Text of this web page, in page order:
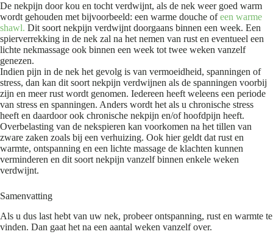
De nekpijn door kou en tocht verdwijnt, als de nek weer goed warm
wordt gehouden met bijvoorbeeld: een warme douche ofeen warme
shawl. Dit soort nekpijn verdwijnt doorgaans binnen een week. Een
spierverrekking in de nek zal na het nemen van rust en eventueel een
lichte nekmassage ook binnen een week tot twee weken vanzelf
genezen.
Indien pijn in de nek het gevolg is van vermoeidheid, spanningen of
stress, dan kan dit soort nekpijn verdwijnen als de spanningen voorbij
zijn en meer rust wordt genomen. Iedereen heeft weleens een periode
van stress en spanningen. Anders wordt het als u chronische stress
heeft en daardoor ook chronische nekpijn en/of hoofdpijn heeft.
Overbelasting van de nekspieren kan voorkomen na het tillen van
zware zaken zoals bij een verhuizing. Ook hier geldt dat rust en
warmte, ontspanning en een lichte massage de klachten kunnen
verminderen en dit soort nekpijn vanzelf binnen enkele weken
verdwijnt.
Samenvatting
Als u dus last hebt van uw nek, probeer ontspanning, rust en warmte te
vinden. Dan gaat het na een aantal weken vanzelf over.